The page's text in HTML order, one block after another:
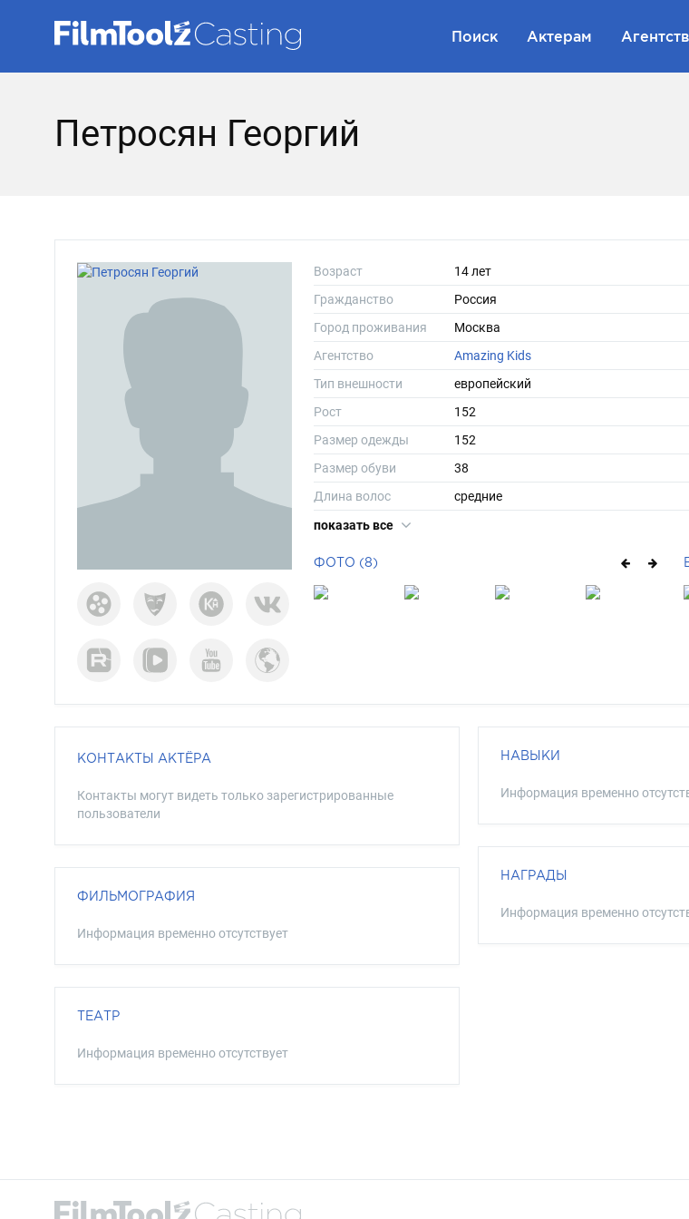
Поиск Актерам
Петросян Георгий
Возраст
14 лет
Гражданство
Россия
Город проживания
Москва
Агентство
Amazing Kids
Тип внешности
европейский
Рост
152
Размер одежды
152
Размер обуви
38
Длина волос
средние
Цвет волос
показать все
ФОТО (8)
КОНТАКТЫ АКТЁРА
Контакты могут видеть только зарегистрированные
пользователи
ФИЛЬМОГРАФИЯ
Информация временно отсутствует
ТЕАТР
Информация временно отсутствует
НАВЫКИ
Информация временно
НАГРАДЫ
Информация временно